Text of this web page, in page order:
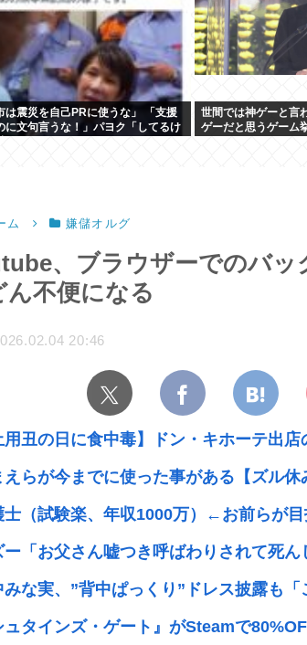
は震災を自己PRに使うな」 「支援
に文句言うな！」パヨク「してるけ
世間では神ゲーと言
ゲーだと思うゲーム
ム 嫌儲オルグ
、ブラウザーでのバ
ん不便になる
20:46
用丑の日に食中毒】ドン・キホーテ出
えらが今までに使った事がある【ズル休
士（試験楽、年収1000万）←お前らが目
ー「お父さん嘘つき呼ばわりされて死
みな実、”背中ぱっくり”ドレス披露も
ュタインズ・ゲート』がSteamで